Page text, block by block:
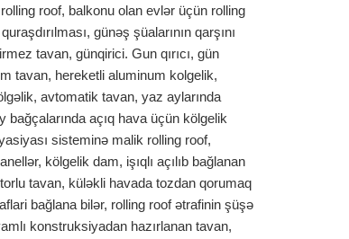
roof, balkonu olan evlər üçün rolling
günəş şüalarının qarşını
tavan, günqirici. Gun qırıcı, gün
tavan, hereketli aluminum kolgelik,
avtomatik tavan, yaz aylarında
açıq hava üçün kölgelik
sisteminə malik rolling roof,
kölgelik dam, işıqlı açılıb bağlanan
tavan, küləkli havada tozdan qorumaq
bağlana bilər, rolling roof ətrafinin şüşə
konstruksiyadan hazırlanan tavan,